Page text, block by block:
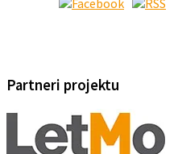
Partneri projektu